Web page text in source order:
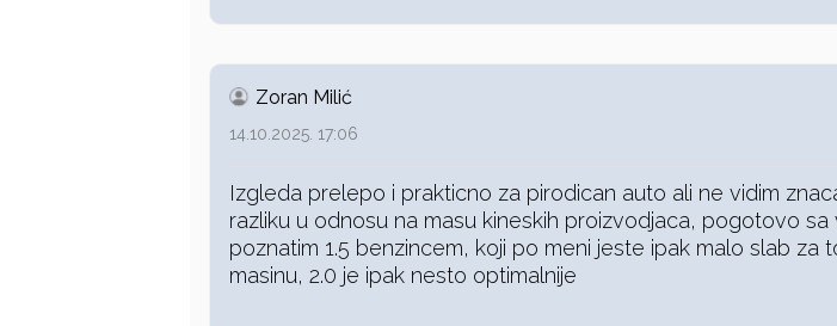
Zoran Milić
14.10.2025. 17:06
Izgleda prelepo i prakticno za pirodican auto ali ne vidim
razliku u odnosu na masu kineskih proizvodjaca, pogotovo sa
poznatim 1.5 benzincem, koji po meni jeste ipak malo slab za
masinu, 2.0 je ipak nesto optimalnije